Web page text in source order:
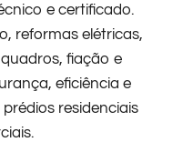
e certificado.
reformas elétricas,
fiação e
eficiência e
residenciais